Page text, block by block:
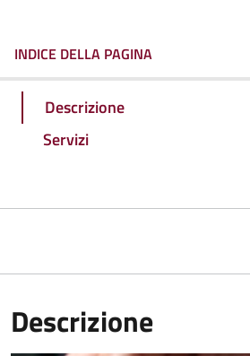
INDICE DELLA PAGINA
Descrizione
Servizi
Descrizione